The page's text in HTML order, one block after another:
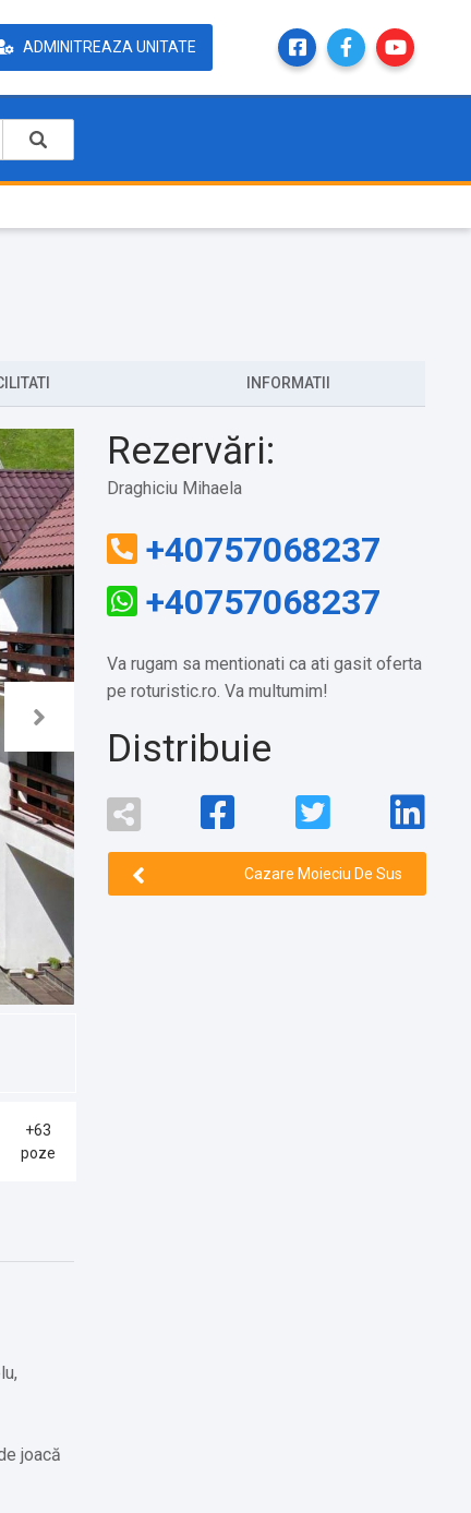
ADMINITREAZA UNITATE
INFORMATII
+63
poze
joacă
Rezervări:
Draghiciu Mihaela
+40757068237
+40757068237
Va rugam sa mentionati ca ati gasit oferta
pe roturistic.ro. Va multumim!
Distribuie
Cazare Moieciu De Sus